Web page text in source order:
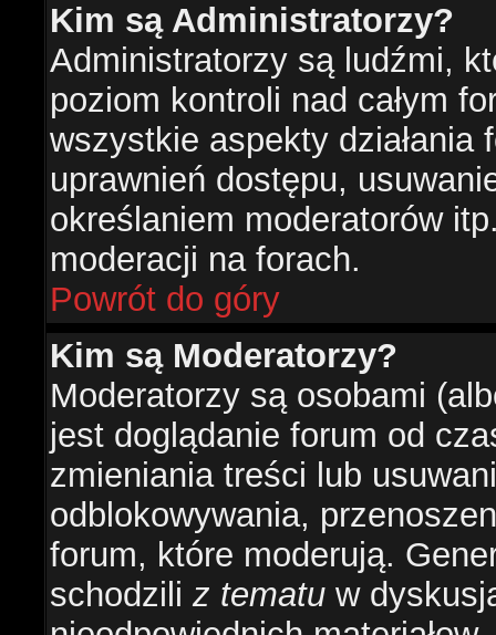
Kim są Administratorzy?
Administratorzy są ludźmi,
poziom kontroli nad całym
wszystkie aspekty działania
uprawnień dostępu,
określaniem moderatorów
moderacji na forach.
Powrót do góry
Kim są Moderatorzy?
Moderatorzy są osobami
jest doglądanie forum od
zmieniania treści lub
odblokowywania,
forum, które moderują.
schodzili z tematu w